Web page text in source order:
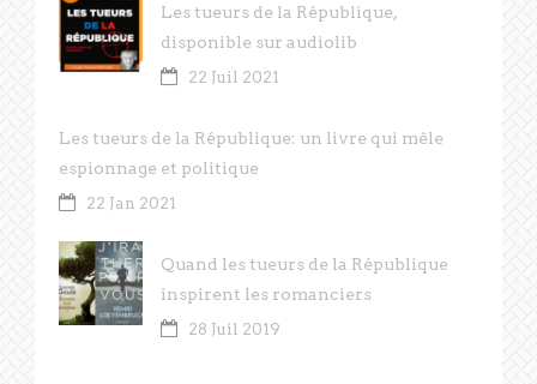
Les tueurs de la République,
disponible sur audiolib
22 Juil 2021
Les tueurs de la République: un livre qui mêle
espionnage et politique
22 Jan 2021
Quand les tueurs de la République
inspirent les romanciers
28 Juil 2019